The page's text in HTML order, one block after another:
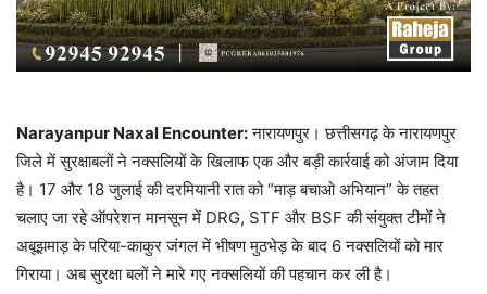
Narayanpur Naxal Encounter:नारायणपुर। छत्तीसगढ़ के नारायणपुर
जिले में सुरक्षाबलों ने नक्सलियों के खिलाफ एक और बड़ी कार्रवाई को अंजाम दिया
है। 17 और 18 जुलाई की दरमियानी रात को “माड़ बचाओ अभियान” के तहत
चलाए जा रहे ऑपरेशन मानसून में DRG, STF और BSF की संयुक्त टीमों ने
अबूझमाड़ के परिया-काकुर जंगल में भीषण मुठभेड़ के बाद 6 नक्सलियों को मार
गिराया। अब सुरक्षा बलों ने मारे गए नक्सलियों की पहचान कर ली है।